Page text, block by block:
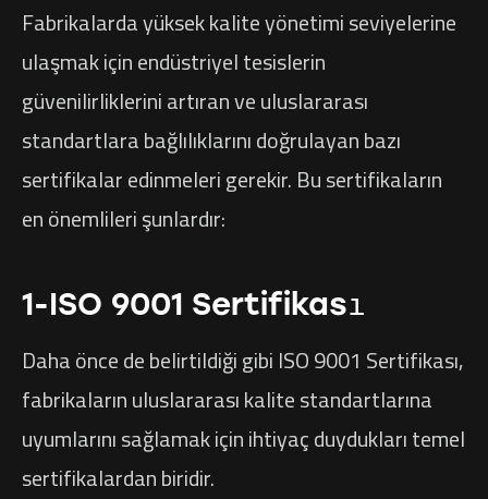
Fabrikalarda yüksek kalite yönetimi seviyelerine
ulaşmak için endüstriyel tesislerin
güvenilirliklerini artıran ve uluslararası
standartlara bağlılıklarını doğrulayan bazı
sertifikalar edinmeleri gerekir. Bu sertifikaların
en önemlileri şunlardır:
1-ISO 9001 Sertifikası
Daha önce de belirtildiği gibi ISO 9001 Sertifikası,
fabrikaların uluslararası kalite standartlarına
uyumlarını sağlamak için ihtiyaç duydukları temel
sertifikalardan biridir.